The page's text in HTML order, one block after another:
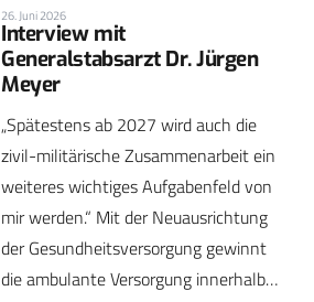
26. Juni 2026
Interview mit
Generalstabsarzt Dr. Jürgen
Meyer
„Spätestens ab 2027 wird auch die
zivil-militärische Zusammenarbeit ein
weiteres wichtiges Aufgabenfeld von
mir werden.“ Mit der Neuausrichtung
der Gesundheitsversorgung gewinnt
die ambulante Versorgung innerhalb…